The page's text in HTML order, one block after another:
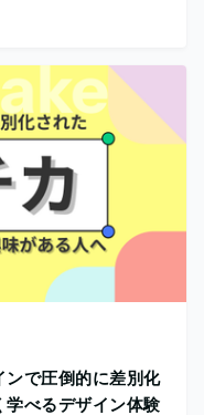
ンで圧倒的に差別化
べるデザイン体験